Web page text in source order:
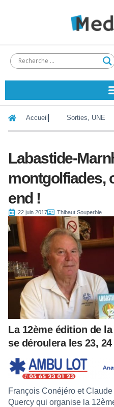
Accueil Sorties, UNE
Labastide-
montgolfiades,
end !
22 juin 2017 Thibaut Souperbie
La 12ème édition de
se déroulera les 23,
François Conéjéro et
Quercy qui organise la